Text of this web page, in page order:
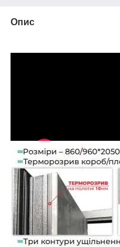
Опис